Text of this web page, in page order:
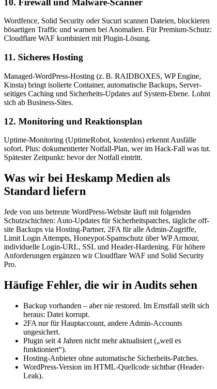
Wordfence, Solid Security oder Sucuri scannen Dateien, blockieren
bösartigen Traffic und warnen bei Anomalien. Für Premium-Schutz:
Cloudflare WAF kombiniert mit Plugin-Lösung.
11. Sicheres Hosting
Managed-WordPress-Hosting (z. B. RAIDBOXES, WP Engine,
Kinsta) bringt isolierte Container, automatische Backups, Server-
seitiges Caching und Sicherheits-Updates auf System-Ebene. Lohnt
sich ab Business-Sites.
12. Monitoring und Reaktionsplan
Uptime-Monitoring (UptimeRobot, kostenlos) erkennt Ausfälle
sofort. Plus: dokumentierter Notfall-Plan, wer im Hack-Fall was tut.
Spätester Zeitpunkt: bevor der Notfall eintritt.
Was wir bei Heskamp Medien als
Standard liefern
Jede von uns betreute WordPress-Website läuft mit folgenden
Schutzschichten: Auto-Updates für Sicherheitspatches, tägliche off-
site Backups via Hosting-Partner, 2FA für alle Admin-Zugriffe,
Limit Login Attempts, Honeypot-Spamschutz über WP Armour,
individuelle Login-URL, SSL und Header-Hardening. Für höhere
Anforderungen ergänzen wir Cloudflare WAF und Solid Security
Pro.
Häufige Fehler, die wir in Audits sehen
Backup vorhanden – aber nie restored. Im Ernstfall stellt sich
heraus: Datei korrupt.
2FA nur für Hauptaccount, andere Admin-Accounts
ungesichert.
Plugin seit 4 Jahren nicht mehr aktualisiert („weil es
funktioniert“).
Hosting-Anbieter ohne automatische Sicherheits-Patches.
WordPress-Version im HTML-Quellcode sichtbar (Header-
Leak).